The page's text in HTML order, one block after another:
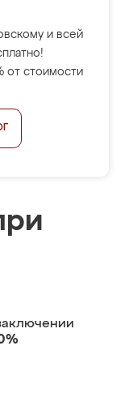
и всей
от стоимости